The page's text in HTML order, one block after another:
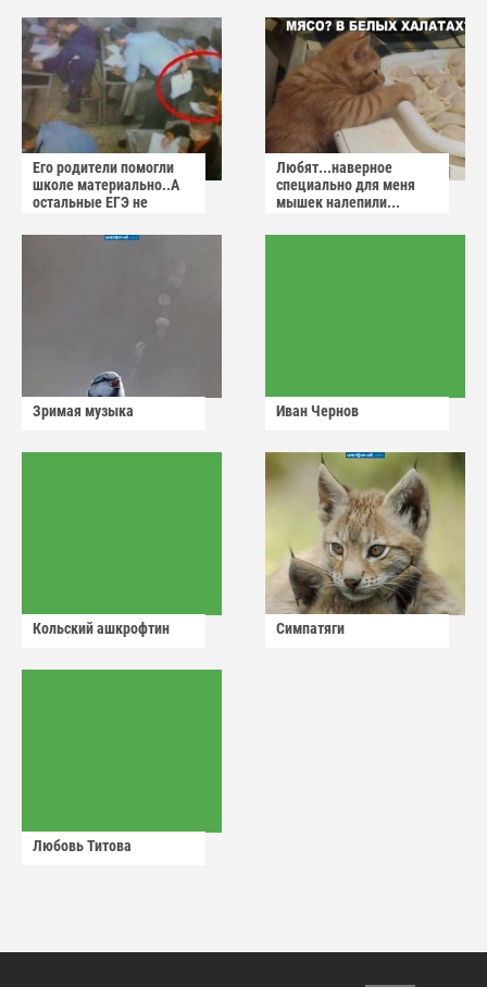
Его родители помогли
школе материально..А
остальные ЕГЭ не
Любят...наверное
специально для меня
мышек налепили...
Зримая музыка Иван Чернов
Кольский ашкрофтин Симпатяги
Любовь Титова